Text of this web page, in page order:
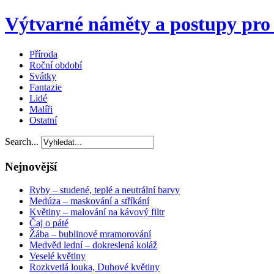
Výtvarné náměty a postupy
Příroda
Roční období
Svátky
Fantazie
Lidé
Malíři
Ostatní
Search...
Nejnovější
Ryby – studené, teplé a neutrální barvy
Medúza – maskování a stříkání
Květiny – malování na kávový filtr
Čaj o páté
Žába – bublinové mramorování
Medvěd lední – dokreslená koláž
Veselé květiny
Rozkvetlá louka, Duhové květiny